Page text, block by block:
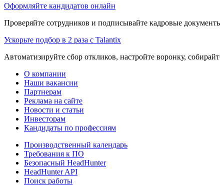
Оформляйте кандидатов онлайн
Проверяйте сотрудников и подписывайте кадровые
Ускорьте подбор в 2 раза с Talantix
Автоматизируйте сбор откликов, настройте воронку,
О компании
Наши вакансии
Партнерам
Реклама на сайте
Новости и статьи
Инвесторам
Кандидаты по профессиям
Производственный календарь
Требования к ПО
Безопасный HeadHunter
HeadHunter API
Поиск работы